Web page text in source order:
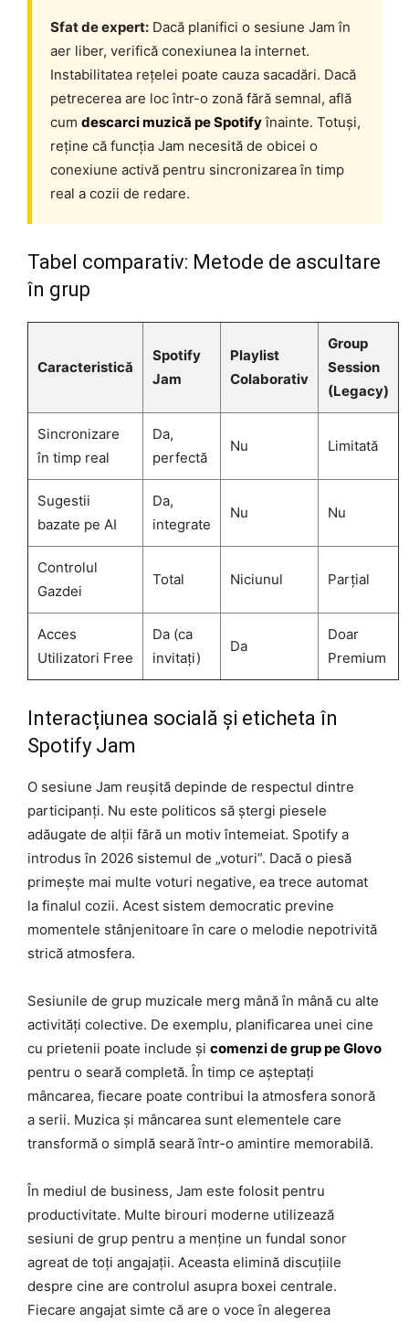
Sfat de expert: Dacă planifici o sesiune Jam în
aer liber, verifică conexiunea la internet.
Instabilitatea rețelei poate cauza sacadări. Dacă
petrecerea are loc într-o zonă fără semnal, află
cum descarci muzică pe Spotifyînainte. Totuși,
reține că funcția Jam necesită de obicei o
conexiune activă pentru sincronizarea în timp
real a cozii de redare.
Tabel comparativ: Metode de ascultare
în grup
Caracteristică
Spotify
Jam
Playlist
Colaborativ
Group
Session
(Legacy)
Sincronizare
în timp real
Da,
perfectă
Nu Limitată
Sugestii
bazate pe AI
Da,
integrate
Nu Nu
Controlul
Gazdei
Total Niciunul Parțial
Acces
Utilizatori Free
Da (ca
invitați)
Da
Doar
Premium
Interacțiunea socială și eticheta în
Spotify Jam
O sesiune Jam reușită depinde de respectul dintre
participanți. Nu este politicos să ștergi piesele
adăugate de alții fără un motiv întemeiat. Spotify a
introdus în 2026 sistemul de „voturi”. Dacă o piesă
primește mai multe voturi negative, ea trece automat
la finalul cozii. Acest sistem democratic previne
momentele stânjenitoare în care o melodie nepotrivită
strică atmosfera.
Sesiunile de grup muzicale merg mână în mână cu alte
activități colective. De exemplu, planificarea unei cine
cu prietenii poate include și comenzi de grup pe Glovo
pentru o seară completă. În timp ce așteptați
mâncarea, fiecare poate contribui la atmosfera sonoră
a serii. Muzica și mâncarea sunt elementele care
transformă o simplă seară într-o amintire memorabilă.
În mediul de business, Jam este folosit pentru
productivitate. Multe birouri moderne utilizează
sesiuni de grup pentru a menține un fundal sonor
agreat de toți angajații. Aceasta elimină discuțiile
despre cine are controlul asupra boxei centrale.
Fiecare angajat simte că are o voce în alegerea